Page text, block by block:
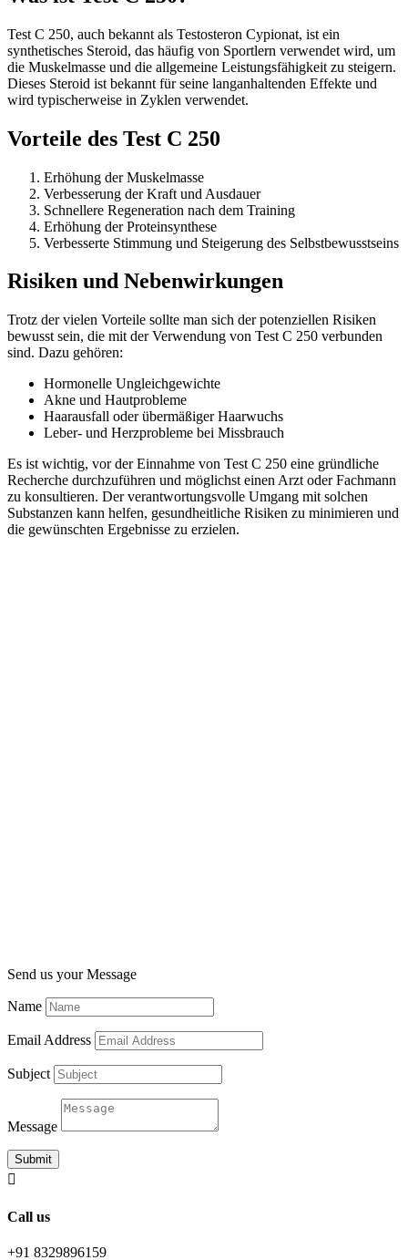
Test C 250, auch bekannt als Testosteron Cypionat, ist ein
synthetisches Steroid, das häufig von Sportlern verwendet wird, um
die Muskelmasse und die allgemeine Leistungsfähigkeit zu steigern.
Dieses Steroid ist bekannt für seine langanhaltenden Effekte und
wird typischerweise in Zyklen verwendet.
Vorteile des Test C 250
Erhöhung der Muskelmasse
Verbesserung der Kraft und Ausdauer
Schnellere Regeneration nach dem Training
Erhöhung der Proteinsynthese
Verbesserte Stimmung und Steigerung des Selbstbewusstseins
Risiken und Nebenwirkungen
Trotz der vielen Vorteile sollte man sich der potenziellen Risiken
bewusst sein, die mit der Verwendung von Test C 250 verbunden
sind. Dazu gehören:
Hormonelle Ungleichgewichte
Akne und Hautprobleme
Haarausfall oder übermäßiger Haarwuchs
Leber- und Herzprobleme bei Missbrauch
Es ist wichtig, vor der Einnahme von Test C 250 eine gründliche
Recherche durchzuführen und möglichst einen Arzt oder Fachmann
zu konsultieren. Der verantwortungsvolle Umgang mit solchen
Substanzen kann helfen, gesundheitliche Risiken zu minimieren und
die gewünschten Ergebnisse zu erzielen.
Send us your Message
Name
Email Address
Subject
Message
Submit

Call us
+91 8329896159